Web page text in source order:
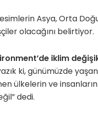
Asya, Orta
olacağını belirtiyor.
iklim
ki, günümüzde
ülkelerin ve
dedi.